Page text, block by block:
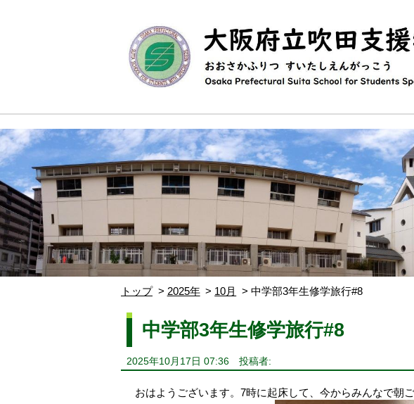
トップ 2025年 10月 中学部3年生修学旅行#8
中学部3年生修学旅行#8
2025年10月17日 07:36 投稿者:
おはようございます。7時に起床して、今からみんなで朝